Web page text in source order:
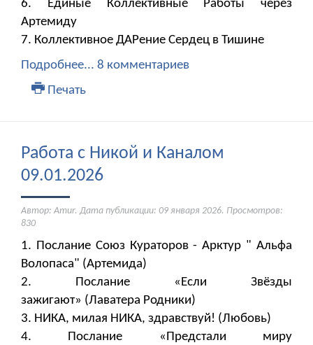
6. Единые Коллективные Работы через
Артемиду
7. Коллективное ДАРение Сердец в Тишине
Подробнее... 8 комментариев
Печать
Работа с Никой и Каналом
09.01.2026
Автор: Amur. Дата публикации: 09 января 2026. Просмотров:
830
1. Послание Союз Кураторов - Арктур " Альфа
Волопаса" (Артемида)
2. Послание «Если Звёзды
зажигают» (Лаватера Родники)
3. НИКА, милая НИКА, здравствуй! (Любовь)
4. Послание «Предстали миру